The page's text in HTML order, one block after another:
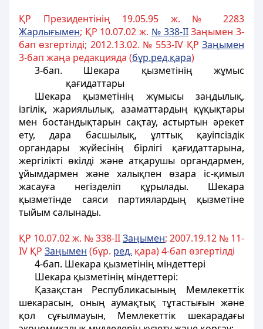
ҚР Президентінің 19.05.95 ж. № 2283
Жарлығымен; ҚР 10.07.02 ж. № 338-IIЗаңымен 3-
бап өзгертiлдi; 2012.13.02. № 553-IV ҚР Заңымен
3-бап жаңа редакцияда (бұр.ред.қара)
3-бап. Шекара қызметiнiң жұмыс
қағидаттары
Шекара қызметiнiң жұмысы заңдылық,
iзгiлiк, жариялылық, азаматтардың құқықтары
мен бостандықтарын сақтау, астыртын әрекет
ету, дара басшылық, ұлттық қауiпсiздiк
органдары жүйесiнiң бiрлiгi қағидаттарына,
жергiлiктi өкiлдi және атқарушы органдармен,
ұйымдармен және халықпен өзара iс-қимыл
жасауға негiзделiп құрылады. Шекара
қызметiнде саяси партиялардың қызметiне
тыйым салынады.
ҚР 10.07.02 ж. № 338-IIЗаңымен; 2007.19.12 № 11-
ІV ҚР Заңымен (бұр. ред. қара) 4-бап өзгертiлдi
4-бап. Шекара қызметiнiң мiндеттерi
Шекара қызметiнiң мiндеттерi:
Қазақстан Республикасының Мемлекеттік
шекарасын, оның аумақтық тұтастығын және
қол сұғылмауын, Мемлекеттік шекарадағы